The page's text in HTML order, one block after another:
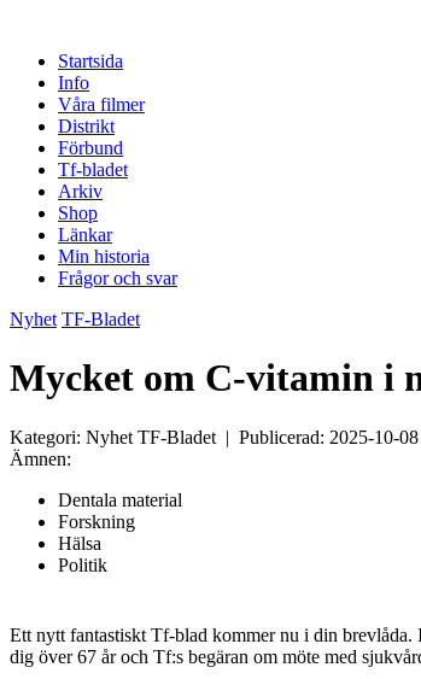
Startsida
Info
Våra filmer
Distrikt
Förbund
Tf-bladet
Arkiv
Shop
Länkar
Min historia
Frågor och svar
Nyhet TF-Bladet
Mycket om C-vitamin i
Kategori: Nyhet TF-Bladet | Publicerad: 2025-10-08
Ämnen:
Dentala material
Forskning
Hälsa
Politik
Ett nytt fantastiskt Tf-blad kommer nu i din
dig över 67 år och Tf:s begäran om möte med